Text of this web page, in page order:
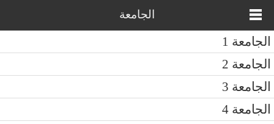
الجامعة
الجامعة 1
الجامعة 2
الجامعة 3
الجامعة 4